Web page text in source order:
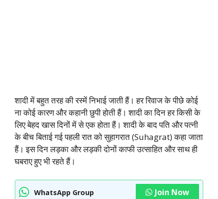
शादी में बहुत तरह की रस्में निभाई जाती हैं। हर रिवाज के पीछे कोई
ना कोई कारण और कहानी छुपी होती हैं। शादी का दिन हर किसी के
लिए बेहद खास दिनों में से एक होता हैं। शादी के बाद पति और पत्नी
के बीच बिताई गई पहली रात को सुहागरात (Suhagrat) कहा जाता
हैं। इस दिन लड़का और लड़की दोनों काफी उत्साहित और साथ ही
घबराए हुए भी रहते हैं।
WhatsApp Group Join Now